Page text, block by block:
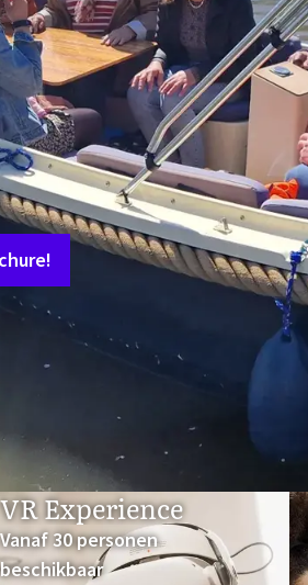
geldt een minimaal aantal
zijn enkel te reserveren in
is alleen beschikbaar in het eerste
van onze groepsuitjes gelden
in het
ONTDEK DE
VR Experience
Vanaf 30 personen
beschikbaar